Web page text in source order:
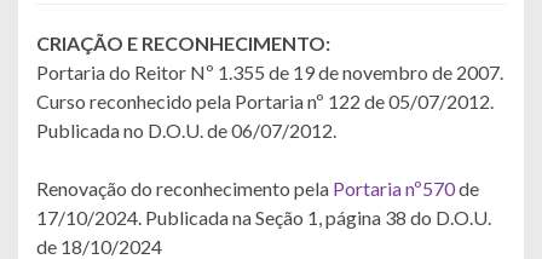
CRIAÇÃO E RECONHECIMENTO:
Portaria do Reitor Nº 1.355 de 19 de novembro de 2007.
Curso reconhecido pela Portaria nº 122 de 05/07/2012.
Publicada no D.O.U. de 06/07/2012.
Renovação do reconhecimento pela Portaria nº570de
17/10/2024. Publicada na Seção 1, página 38 do D.O.U.
de 18/10/2024